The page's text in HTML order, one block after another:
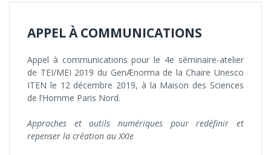
APPEL À COMMUNICATIONS
Appel à communications pour le 4e séminaire-atelier
de TEI/MEI 2019 du GenÆnorma de la Chaire Unesco
ITEN le 12 décembre 2019, à la Maison des Sciences
de l’Homme Paris Nord.
Approches et outils numériques pour redéfinir et
repenser la création au XXIe